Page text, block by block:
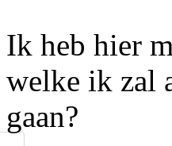
Ik heb hier
welke ik zal
gaan?